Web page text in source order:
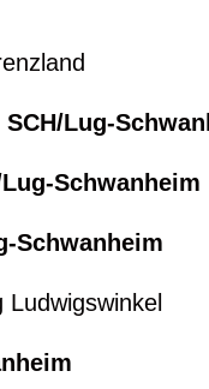
SCH/
Lug-
Lug-
Lug-